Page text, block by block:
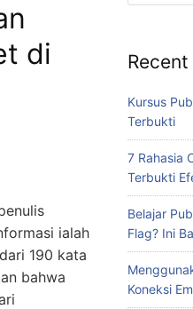
di
ialah
190 kata
bahwa
Kursus
Terbukti
7 Rahasia
Terbukti
Belajar
Flag? Ini
Koneksi